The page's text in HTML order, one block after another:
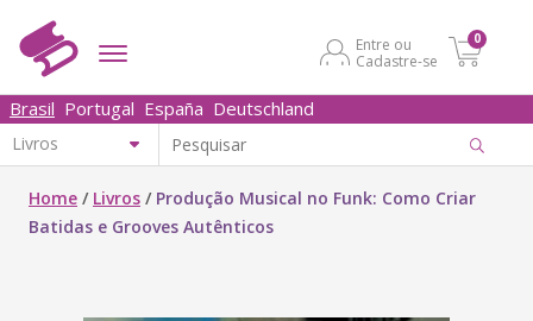
Entre ou
Cadastre-se
0
Brasil Portugal España Deutschland
Home / Livros / Produção Musical no Funk: Como Criar
Batidas e Grooves Autênticos